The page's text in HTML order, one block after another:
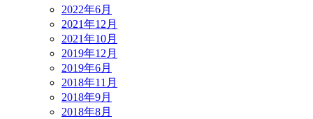
2022年6月
2021年12月
2021年10月
2019年12月
2019年6月
2018年11月
2018年9月
2018年8月